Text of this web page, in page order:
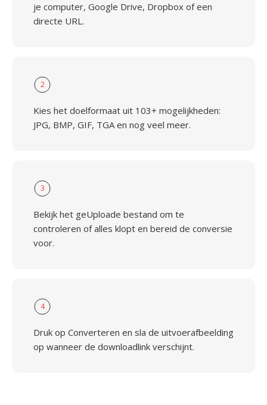
je computer, Google Drive, Dropbox of een
directe URL.
2
Kies het doelformaat uit 103+ mogelijkheden:
JPG, BMP, GIF, TGA en nog veel meer.
3
Bekijk het geUploade bestand om te
controleren of alles klopt en bereid de conversie
voor.
4
Druk op Converteren en sla de uitvoerafbeelding
op wanneer de downloadlink verschijnt.